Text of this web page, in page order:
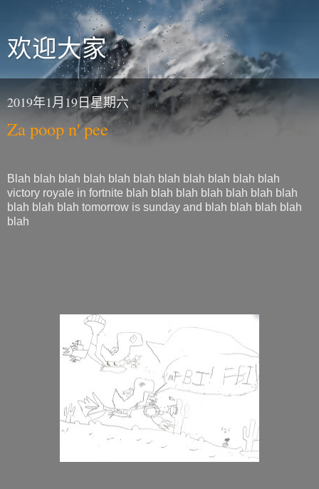
欢迎大家
2019年1月19日星期六
Za poop n' pee
Blah blah blah blah blah blah blah blah blah blah blah
victory royale in fortnite blah blah blah blah blah blah blah
blah blah blah tomorrow is sunday and blah blah blah blah
blah